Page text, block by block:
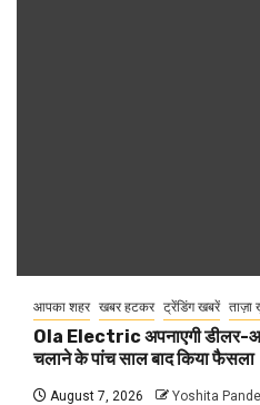
आपका शहर खबर हटकर ट्रेंडिंग खबरें ताज़ा
Ola Electric अपनाएगी डीलर-
चलाने के पांच साल बाद किया फैसला
August 7, 2026 Yoshita